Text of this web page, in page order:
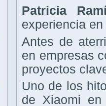
Patricia
experiencia
Antes de
en empresas
proyectos
Uno de los
de Xiaomi